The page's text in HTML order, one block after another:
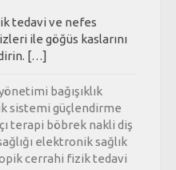
tedavi ve nefes
ile göğüs kaslarını
[…]
bağışıklık
sistemi güçlendirme
terapi böbrek nakli diş
elektronik sağlık
cerrahi fizik tedavi